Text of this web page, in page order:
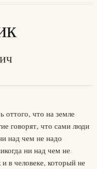
оттого, что на земле
говорят, что сами люди
над чем не надо
ни над чем не
в человеке, который не